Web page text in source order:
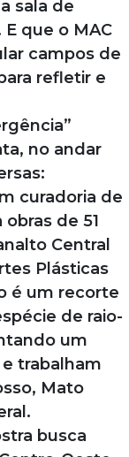
sala de
que o MAC
campos de
refletir e
no andar
curadoria de
de 51
Central
Plásticas
é um recorte
de raio-
um
trabalham
Mato
busca